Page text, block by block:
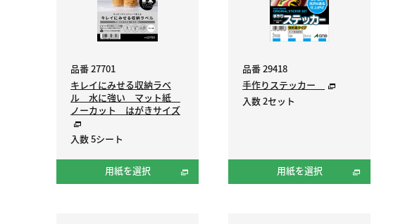
品番 27701
キレイにみせる収納ラベ
ル 水に強い マット紙
ノーカット はがきサイズ
入数 5シート
用紙を選択
品番 29418
手作りステッカー
入数 2セット
用紙を選択